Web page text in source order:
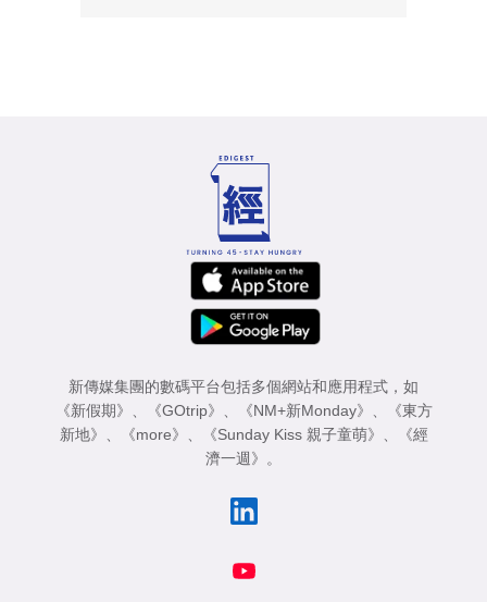
新傳媒集團的數碼平台包括多個網站和應用程式，如
《新假期》
《GOtrip》 《NM+新Monday》
《東方
新地》
《more》 《Sunday Kiss 親子童萌》
《經
濟一週》
。